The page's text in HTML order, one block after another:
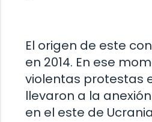
El origen de este
en 2014. En ese
violentas protestas
llevaron a la
en el este de